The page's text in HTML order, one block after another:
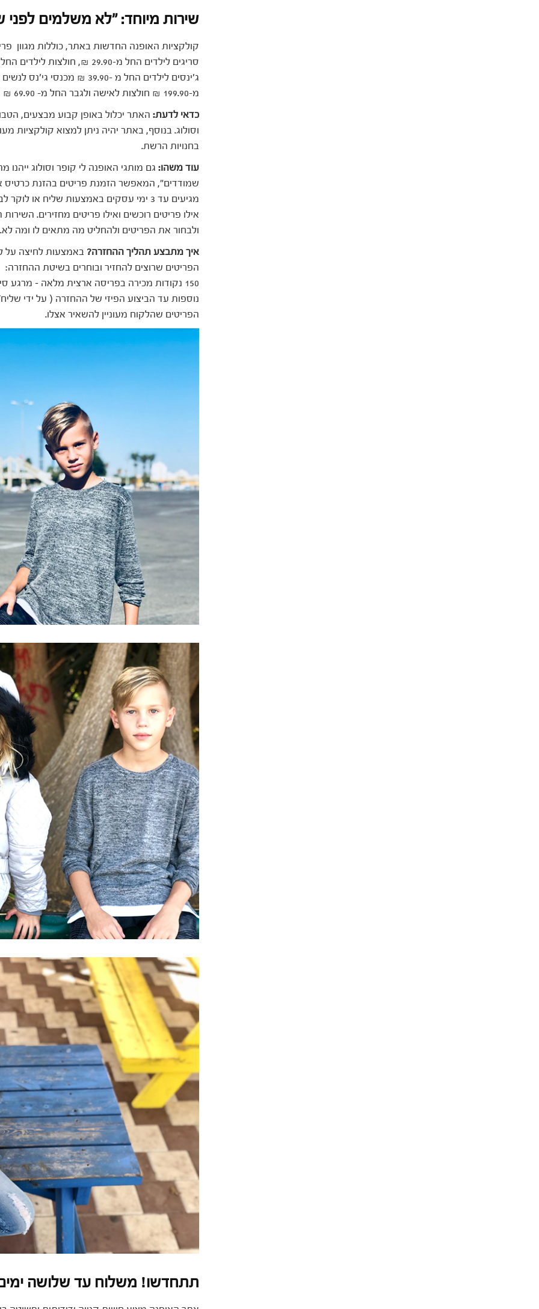
שירות מיוחד: "לא משלמים לפני
קולקציות האופנה החדשות באתר, כוללות מגוון
מ-199.90 ₪ חולצות לאישה ולגבר החל מ- 69.90 ₪ ועוד.
כדאי לדעת:האתר יכלול באופן קבוע מבצעים,
וסולוג. בנוסף, באתר יהיה ניתן למצוא קולקציות
בחנויות הרשת.
עוד משהו:גם מותגי האופנה לי קופר וסולוג
שמודדים", המאפשר הזמנת פריטים בהזנת
מגיעים עד 3 ימי עסקים באמצעות שליח או
ולבחור את הפריטים ולהחליט מה מתאים לו ומה לא.
איך מתבצע תהליך ההחזרה?
הפריטים שרוצים להחזיר ובוחרים בשיטת
נוספות עד הביצוע הפיזי של ההחזרה ( על ידי
הפריטים שהלקוח מעוניין להשאיר אצלו.
תתחדשו! משלוח עד שלושה